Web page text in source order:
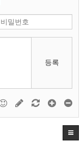
등록